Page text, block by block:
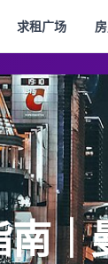
求租广场
南